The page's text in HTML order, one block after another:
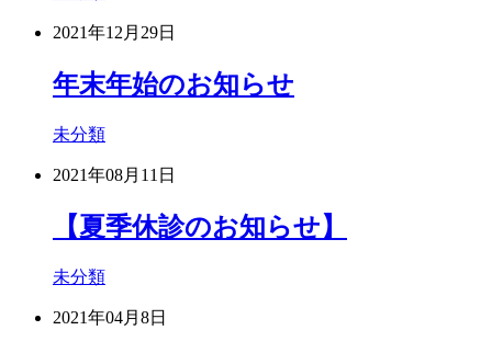
2021年12月29日
年末年始のお知らせ
未分類
2021年08月11日
【夏季休診のお知らせ】
未分類
2021年04月8日